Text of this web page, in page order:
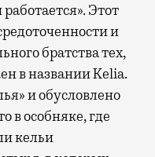
Этот
и
братства тех,
в названии Kelia.
и обусловлено
в особняке, где
кельи